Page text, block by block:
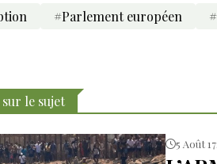
#Parlement européen
le sujet
5 Août